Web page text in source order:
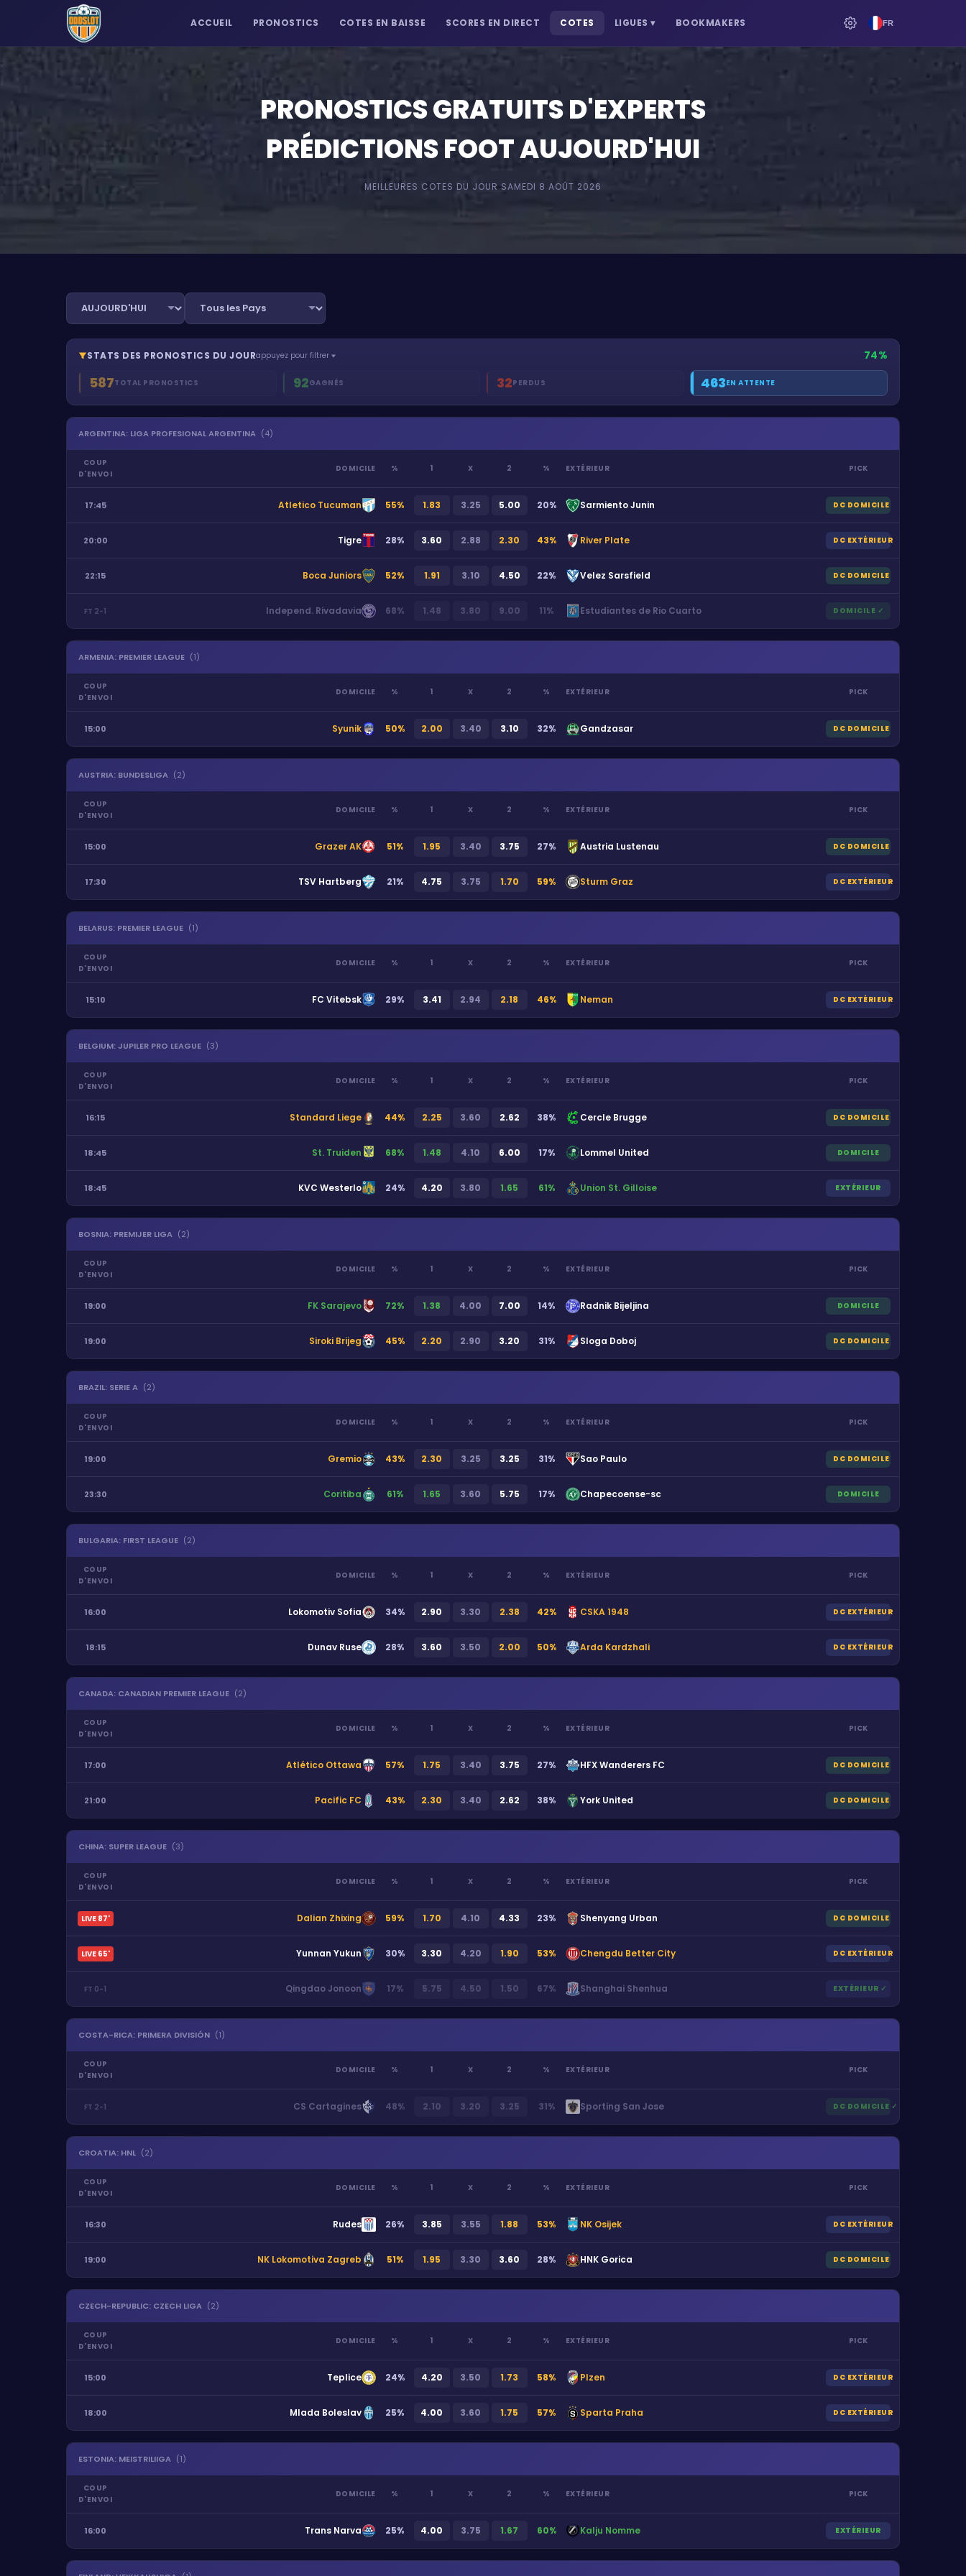
ACCUEIL PRONOSTICS COTES EN BAISSE SCORES EN DIRECT COTES LIGUES ▾ BOOKMAKERS FR
PRONOSTICS GRATUITS D'EXPERTS
PRÉDICTIONS FOOT AUJOURD'HUI
MEILLEURES COTES DU JOUR SAMEDI 8 AOÛT 2026
STATS DES PRONOSTICS DU JOURappuyez pour filtrer 74%
587TOTAL PRONOSTICS 92GAGNÉS 32PERDUS 463EN ATTENTE
ARGENTINA: LIGA PROFESIONAL ARGENTINA (4)
COUP
D'ENVOI
DOMICILE % 1 X 2 % EXTÉRIEUR PICK
17:45 Atletico Tucuman 55% 1.83 3.25 5.00 20% Sarmiento Junin DC DOMICILE
20:00 Tigre 28% 3.60 2.88 2.30 43% River Plate DC EXTÉRIEUR
22:15 Boca Juniors 52% 1.91 3.10 4.50 22% Velez Sarsfield DC DOMICILE
FT 2-1 Independ. Rivadavia 68% 1.48 3.80 9.00 11% Estudiantes de Rio Cuarto DOMICILE ✓
ARMENIA: PREMIER LEAGUE (1)
COUP
D'ENVOI
DOMICILE % 1 X 2 % EXTÉRIEUR PICK
15:00 Syunik 50% 2.00 3.40 3.10 32% Gandzasar DC DOMICILE
AUSTRIA: BUNDESLIGA (2)
COUP
D'ENVOI
DOMICILE % 1 X 2 % EXTÉRIEUR PICK
15:00 Grazer AK 51% 1.95 3.40 3.75 27% Austria Lustenau DC DOMICILE
17:30 TSV Hartberg 21% 4.75 3.75 1.70 59% Sturm Graz DC EXTÉRIEUR
BELARUS: PREMIER LEAGUE (1)
COUP
D'ENVOI
DOMICILE % 1 X 2 % EXTÉRIEUR PICK
15:10 FC Vitebsk 29% 3.41 2.94 2.18 46% Neman DC EXTÉRIEUR
BELGIUM:JUPILER PRO LEAGUE (3)
COUP
D'ENVOI
DOMICILE % 1 X 2 % EXTÉRIEUR PICK
16:15 Standard Liege 44% 2.25 3.60 2.62 38% Cercle Brugge DC DOMICILE
18:45 St. Truiden 68% 1.48 4.10 6.00 17% Lommel United DOMICILE
18:45 KVC Westerlo 24% 4.20 3.80 1.65 61% Union St. Gilloise EXTÉRIEUR
BOSNIA: PREMIJER LIGA (2)
COUP
D'ENVOI
DOMICILE % 1 X 2 % EXTÉRIEUR PICK
19:00 FK Sarajevo 72% 1.38 4.00 7.00 14% Radnik Bijeljina DOMICILE
19:00 Siroki Brijeg 45% 2.20 2.90 3.20 31% Sloga Doboj DC DOMICILE
BRAZIL: SERIE A (2)
COUP
D'ENVOI
DOMICILE % 1 X 2 % EXTÉRIEUR PICK
19:00 Gremio 43% 2.30 3.25 3.25 31% Sao Paulo DC DOMICILE
23:30 Coritiba 61% 1.65 3.60 5.75 17% Chapecoense-sc DOMICILE
BULGARIA: FIRST LEAGUE (2)
COUP
D'ENVOI
DOMICILE % 1 X 2 % EXTÉRIEUR PICK
16:00 Lokomotiv Sofia 34% 2.90 3.30 2.38 42% CSKA 1948 DC EXTÉRIEUR
18:15 Dunav Ruse 28% 3.60 3.50 2.00 50% Arda Kardzhali DC EXTÉRIEUR
CANADA: CANADIAN PREMIER LEAGUE (2)
COUP
D'ENVOI
DOMICILE % 1 X 2 % EXTÉRIEUR PICK
17:00 Atlético Ottawa 57% 1.75 3.40 3.75 27% HFX Wanderers FC DC DOMICILE
21:00 Pacific FC 43% 2.30 3.40 2.62 38% York United DC DOMICILE
CHINA: SUPER LEAGUE (3)
COUP
D'ENVOI
DOMICILE % 1 X 2 % EXTÉRIEUR PICK
LIVE 87' Dalian Zhixing 59% 1.70 4.10 4.33 23% Shenyang Urban DC DOMICILE
LIVE 65' Yunnan Yukun 30% 3.30 4.20 1.90 53% Chengdu Better City DC EXTÉRIEUR
FT 0-1 Qingdao Jonoon 17% 5.75 4.50 1.50 67% Shanghai Shenhua EXTÉRIEUR ✓
COSTA-RICA: PRIMERA DIVISIÓN (1)
COUP
D'ENVOI
DOMICILE % 1 X 2 % EXTÉRIEUR PICK
FT 2-1 CS Cartagines 48% 2.10 3.20 3.25 31% Sporting San Jose DC DOMICILE ✓
CROATIA: HNL (2)
COUP
D'ENVOI
DOMICILE % 1 X 2 % EXTÉRIEUR PICK
16:30 Rudes 26% 3.85 3.55 1.88 53% NK Osijek DC EXTÉRIEUR
19:00 NK Lokomotiva Zagreb 51% 1.95 3.30 3.60 28% HNK Gorica DC DOMICILE
CZECH-REPUBLIC: CZECH LIGA (2)
COUP
D'ENVOI
DOMICILE % 1 X 2 % EXTÉRIEUR PICK
15:00 Teplice 24% 4.20 3.50 1.73 58% Plzen DC EXTÉRIEUR
18:00 Mlada Boleslav 25% 4.00 3.60 1.75 57% Sparta Praha DC EXTÉRIEUR
ESTONIA: MEISTRILIIGA (1)
COUP
D'ENVOI
DOMICILE % 1 X 2 % EXTÉRIEUR PICK
16:00 Trans Narva 25% 4.00 3.75 1.67 60% Kalju Nomme EXTÉRIEUR